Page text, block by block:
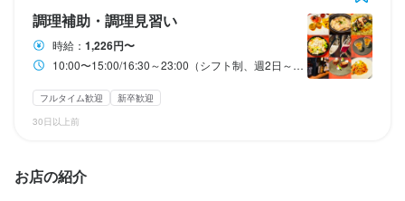
調理補助・調理見習い
時給： 1,226円〜
10:00〜15:00/16:30～23:00（シフト制、週2日～OK、1日5h～OK）
フルタイム歓迎
新卒歓迎
30日以上前
お店の紹介
休日・休暇
月8日休み
月8日以上休みあり
待遇
休日・休暇
土日祝のみ勤務OK
待遇